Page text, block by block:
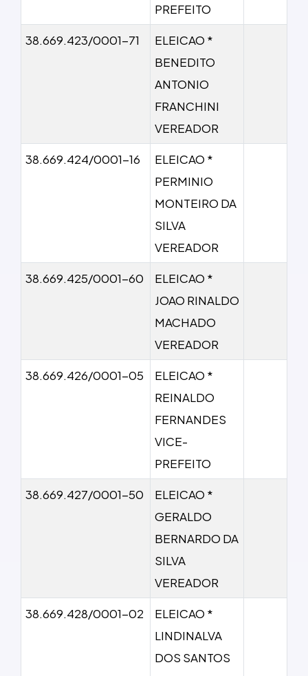
PREFEITO
38.669.423/0001-71
ELEICAO *
BENEDITO
ANTONIO
FRANCHINI
VEREADOR
38.669.424/0001-16
ELEICAO *
PERMINIO
MONTEIRO DA
SILVA
VEREADOR
38.669.425/0001-60
ELEICAO *
JOAO RINALDO
MACHADO
VEREADOR
38.669.426/0001-05
ELEICAO *
REINALDO
FERNANDES
VICE-
PREFEITO
38.669.427/0001-50
ELEICAO *
GERALDO
BERNARDO DA
SILVA
VEREADOR
38.669.428/0001-02
ELEICAO *
LINDINALVA
DOS SANTOS